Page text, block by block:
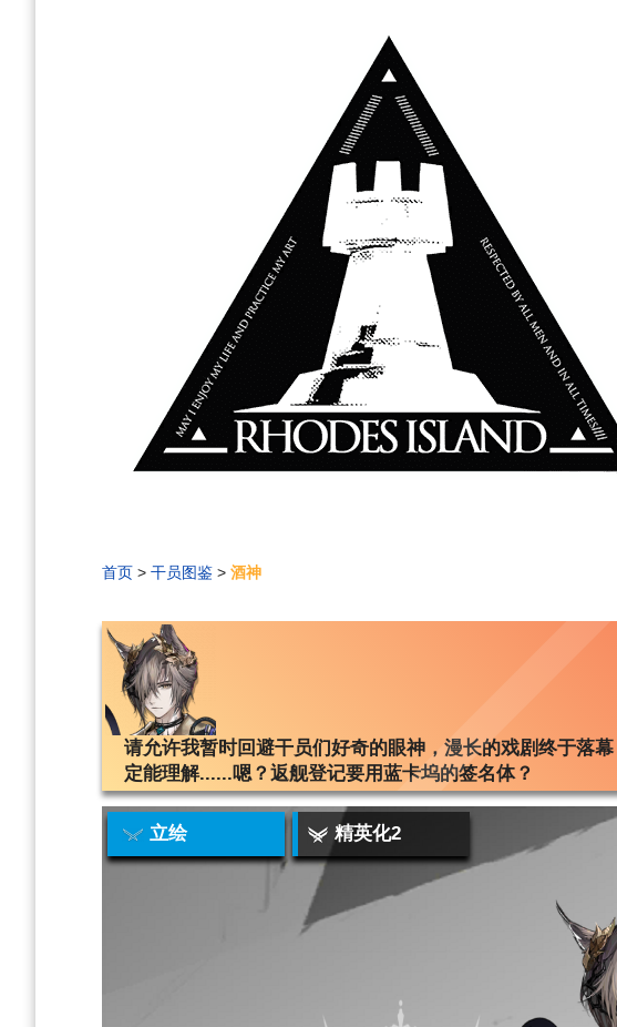
首页 > 干员图鉴 > 酒神
请允许我暂时回避干员们好奇的眼神，漫长的戏剧终于落
定能理解......嗯？返舰登记要用蓝卡坞的签名体？
立绘 精英化2